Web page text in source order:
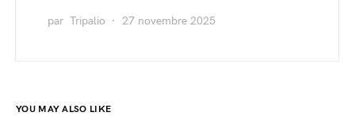
par Tripalio 27 novembre 2025
YOU MAY ALSO LIKE